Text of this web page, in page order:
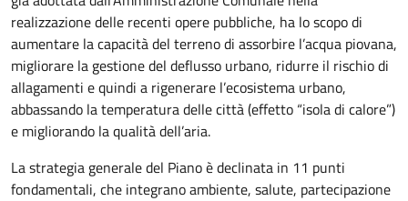
realizzazione delle recenti opere pubbliche, ha lo scopo di
aumentare la capacità del terreno di assorbire l’acqua piovana,
migliorare la gestione del deflusso urbano, ridurre il rischio di
allagamenti e quindi a rigenerare l’ecosistema urbano,
abbassando la temperatura delle città (effetto “isola di calore”)
e migliorando la qualità dell’aria.
La strategia generale del Piano è declinata in 11 punti
fondamentali, che integrano ambiente, salute, partecipazione